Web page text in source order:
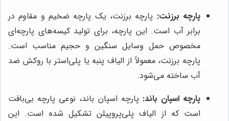
پارچه برزنت: پارچه برزنت، یک پارچه ضخیم و مقاوم در
برابر آب است. این پارچه، برای تولید کیسه‌های پارچه‌ای
مخصوص حمل وسایل سنگین و حجیم مناسب است.
پارچه برزنت، معمولاً از الیاف پنبه یا پلی‌استر با روکش ضد
آب ساخته می‌شود.
پارچه اسپان باند: پارچه اسپان باند، نوعی پارچه بی‌بافت
است که از الیاف پلی‌پروپیلن تشکیل شده است. این